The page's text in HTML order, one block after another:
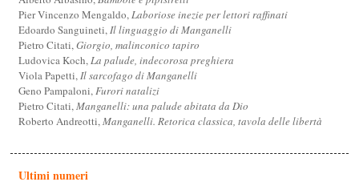
Pier Vincenzo Mengaldo,Laboriose inezie per lettori raffinati
Edoardo Sanguineti,Il linguaggio di Manganelli
Pietro Citati,Giorgio, malinconico tapiro
Ludovica Koch,La palude, indecorosa preghiera
Viola Papetti,Il sarcofago di Manganelli
Geno Pampaloni,Furori natalizi
Pietro Citati,Manganelli: una palude abitata da Dio
Roberto Andreotti,Manganelli. Retorica classica, tavola delle libertà
Ultimi numeri